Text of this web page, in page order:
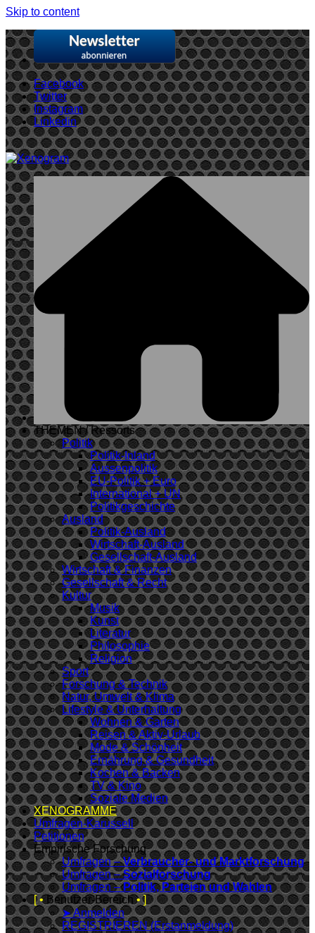
Skip to content
Facebook
Twitter
Instagram
Linkedin
THEMEN / Ressorts
Politik
Politik-Inland
Aussenpolitik
EU-Politik + Euro
International + UN
Politikgeschichte
Ausland
Politik-Ausland
Wirtschaft-Ausland
Gesellschaft-Ausland
Wirtschaft & Finanzen
Gesellschaft & Recht
Kultur
Musik
Kunst
Literatur
Philosophie
Religion
Sport
Forschung & Technik
Natur, Umwelt & Klima
Lifestyle & Unterhaltung
Wohnen & Garten
Reisen & Aktiv-Urlaub
Mode & Schönheit
Ernährung & Gesundheit
Kochen & Backen
TV & Kino
Soziale Medien
XENOGRAMME
Umfragen-Karussell
Petitionen
Empirische Forschung
Umfragen –Verbraucher- und Marktforschung
Umfragen –Sozialforschung
Umfragen –Politik, Parteien und Wahlen
[ •Benutzer-Bereich• ]
➤ Anmelden
REGISTRIEREN (Erstanmeldung)